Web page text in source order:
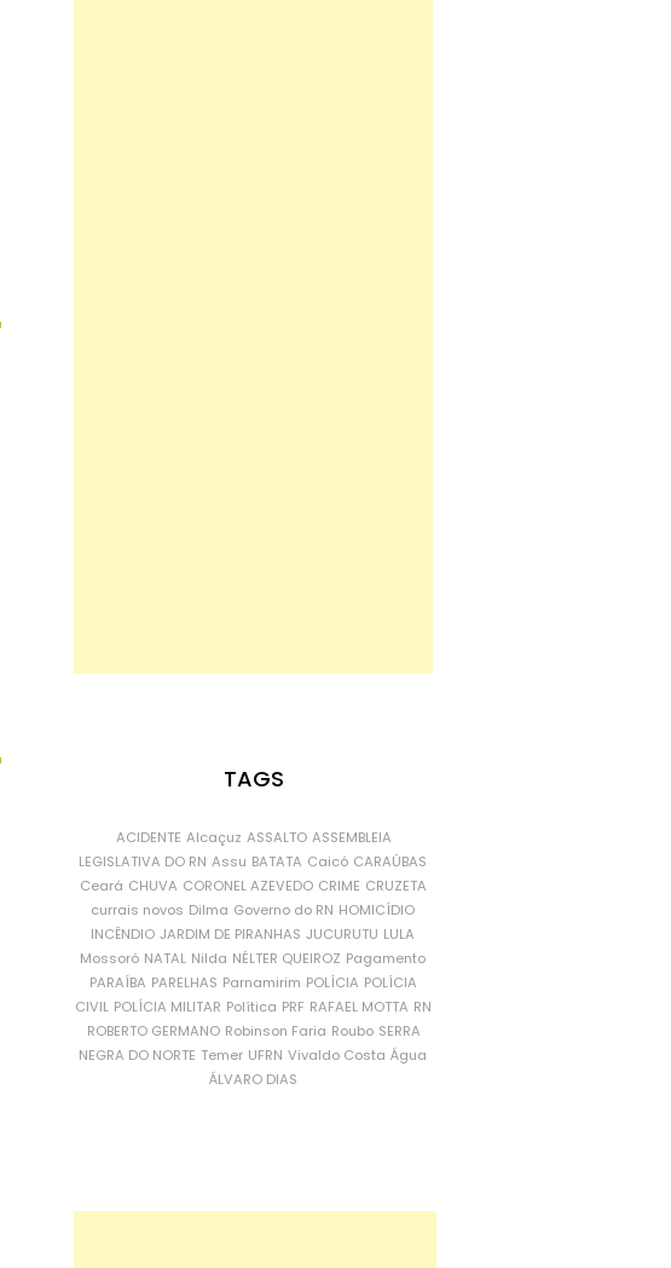
TAGS
ACIDENTE Alcaçuz ASSALTO ASSEMBLEIA
LEGISLATIVA DO RN Assu BATATA Caicó CARAÚBAS
Ceará CHUVA CORONEL AZEVEDO CRIME CRUZETA
currais novos Dilma Governo do RN HOMICÍDIO
INCÊNDIO JARDIM DE PIRANHAS JUCURUTU LULA
Mossoró NATAL Nilda NÉLTER QUEIROZ Pagamento
PARAÍBA PARELHAS Parnamirim POLÍCIA POLÍCIA
CIVIL POLÍCIA MILITAR Política PRF RAFAEL MOTTA RN
ROBERTO GERMANO Robinson Faria Roubo SERRA
NEGRA DO NORTE Temer UFRN Vivaldo Costa Água
ÁLVARO DIAS